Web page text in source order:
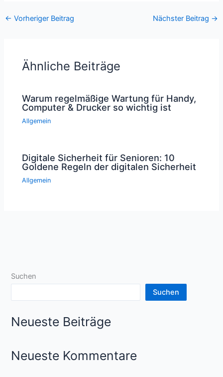
← Vorheriger Beitrag Nächster Beitrag →
Ähnliche Beiträge
Warum regelmäßige Wartung für Handy,
Computer & Drucker so wichtig ist
Allgemein
Digitale Sicherheit für Senioren: 10
Goldene Regeln der digitalen Sicherheit
Allgemein
Suchen
Suchen
Neueste Beiträge
Neueste Kommentare